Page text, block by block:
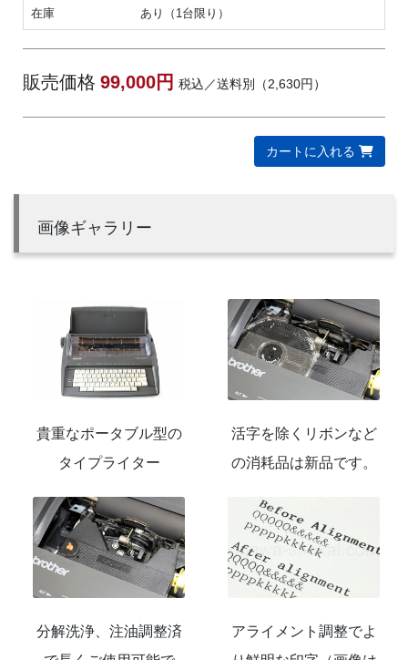
在庫 あり（1台限り）
販売価格 99,000円 税込／送料別（2,630円）
カートに入れる
画像ギャラリー
貴重なポータブル型の
タイプライター
活字を除くリボンなど
の消耗品は新品です。
分解洗浄、注油調整済
アライメント調整でよ